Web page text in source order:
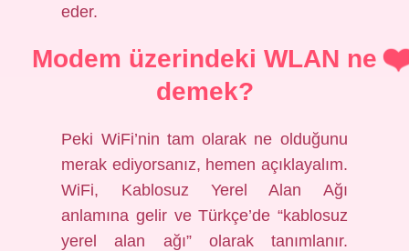
eder.
Modem üzerindeki WLAN ne
demek?
Peki WiFi’nin tam olarak ne olduğunu
merak ediyorsanız, hemen açıklayalım.
WiFi, Kablosuz Yerel Alan Ağı
anlamına gelir ve Türkçe’de “kablosuz
yerel alan ağı” olarak tanımlanır.